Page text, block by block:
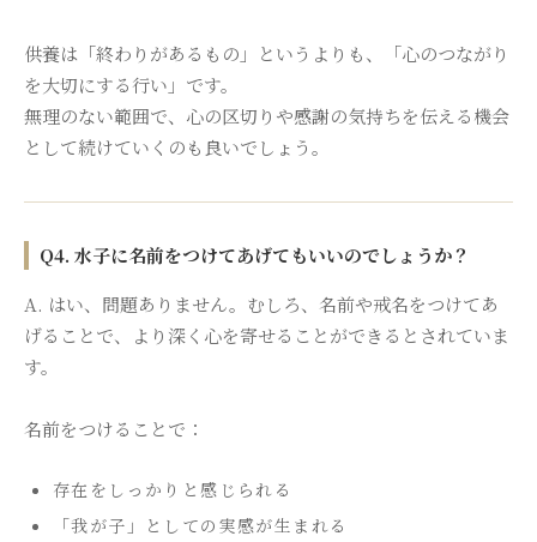
供養は「終わりがあるもの」というよりも、「心のつながり
を大切にする行い」です。
無理のない範囲で、心の区切りや感謝の気持ちを伝える機会
として続けていくのも良いでしょう。
Q4. 水子に名前をつけてあげてもいいのでしょうか？
A. はい、問題ありません。むしろ、名前や戒名をつけてあ
げることで、より深く心を寄せることができるとされていま
す。
名前をつけることで：
存在をしっかりと感じられる
「我が子」としての実感が生まれる